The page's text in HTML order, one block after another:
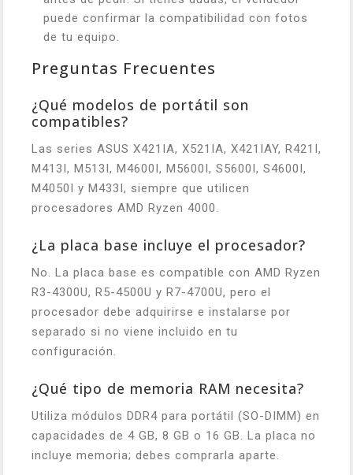
puede confirmar la compatibilidad con fotos
de tu equipo.
Preguntas Frecuentes
¿Qué modelos de portátil son
compatibles?
Las series ASUS X421IA, X521IA, X421IAY, R421I,
M413I, M513I, M4600I, M5600I, S5600I, S4600I,
M4050I y M433I, siempre que utilicen
procesadores AMD Ryzen 4000.
¿La placa base incluye el procesador?
No. La placa base es compatible con AMD Ryzen
R3-4300U, R5-4500U y R7-4700U, pero el
procesador debe adquirirse e instalarse por
separado si no viene incluido en tu
configuración.
¿Qué tipo de memoria RAM necesita?
Utiliza módulos DDR4 para portátil (SO-DIMM) en
capacidades de 4 GB, 8 GB o 16 GB. La placa no
incluye memoria; debes comprarla aparte.